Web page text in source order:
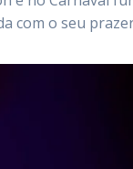
com o seu